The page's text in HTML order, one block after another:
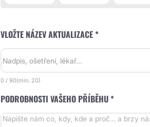
VLOŽTE NÁZEV AKTUALIZACE *
0 / 90(min. 20)
PODROBNOSTI VAŠEHO PŘÍBĚHU *